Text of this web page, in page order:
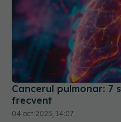
Cancerul pulmonar: 7
frecvent
04 oct 2025, 14:07